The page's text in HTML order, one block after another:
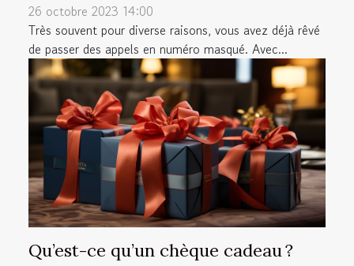
26 octobre 2023 14:00
Très souvent pour diverse raisons, vous avez déjà rêvé
de passer des appels en numéro masqué. Avec...
Qu’est-ce qu’un chèque cadeau ?